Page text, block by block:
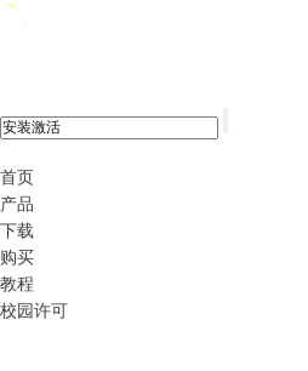
首页
产品
下载
购买
教程
校园许可